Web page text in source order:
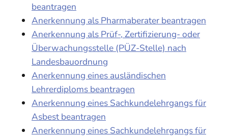
beantragen
Anerkennung als Pharmaberater beantragen
Anerkennung als Prüf-, Zertifizierung- oder
Überwachungsstelle (PÜZ-Stelle) nach
Landesbauordnung
Anerkennung eines ausländischen
Lehrerdiploms beantragen
Anerkennung eines Sachkundelehrgangs für
Asbest beantragen
Anerkennung eines Sachkundelehrgangs für